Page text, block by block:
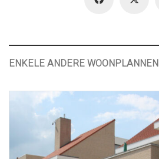
ENKELE ANDERE WOONPLANNEN